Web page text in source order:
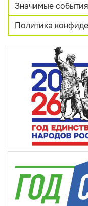
Значимые события
Политика